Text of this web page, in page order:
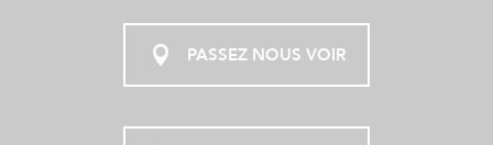
PASSEZ NOUS VOIR